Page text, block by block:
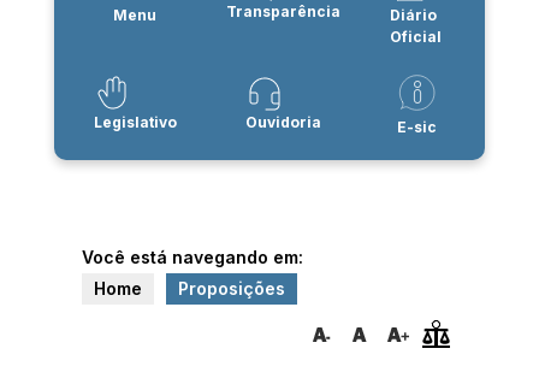
Menu Transparência
Diário
Oficial
Legislativo Ouvidoria E-sic
Você está navegando em:
Home
Proposições